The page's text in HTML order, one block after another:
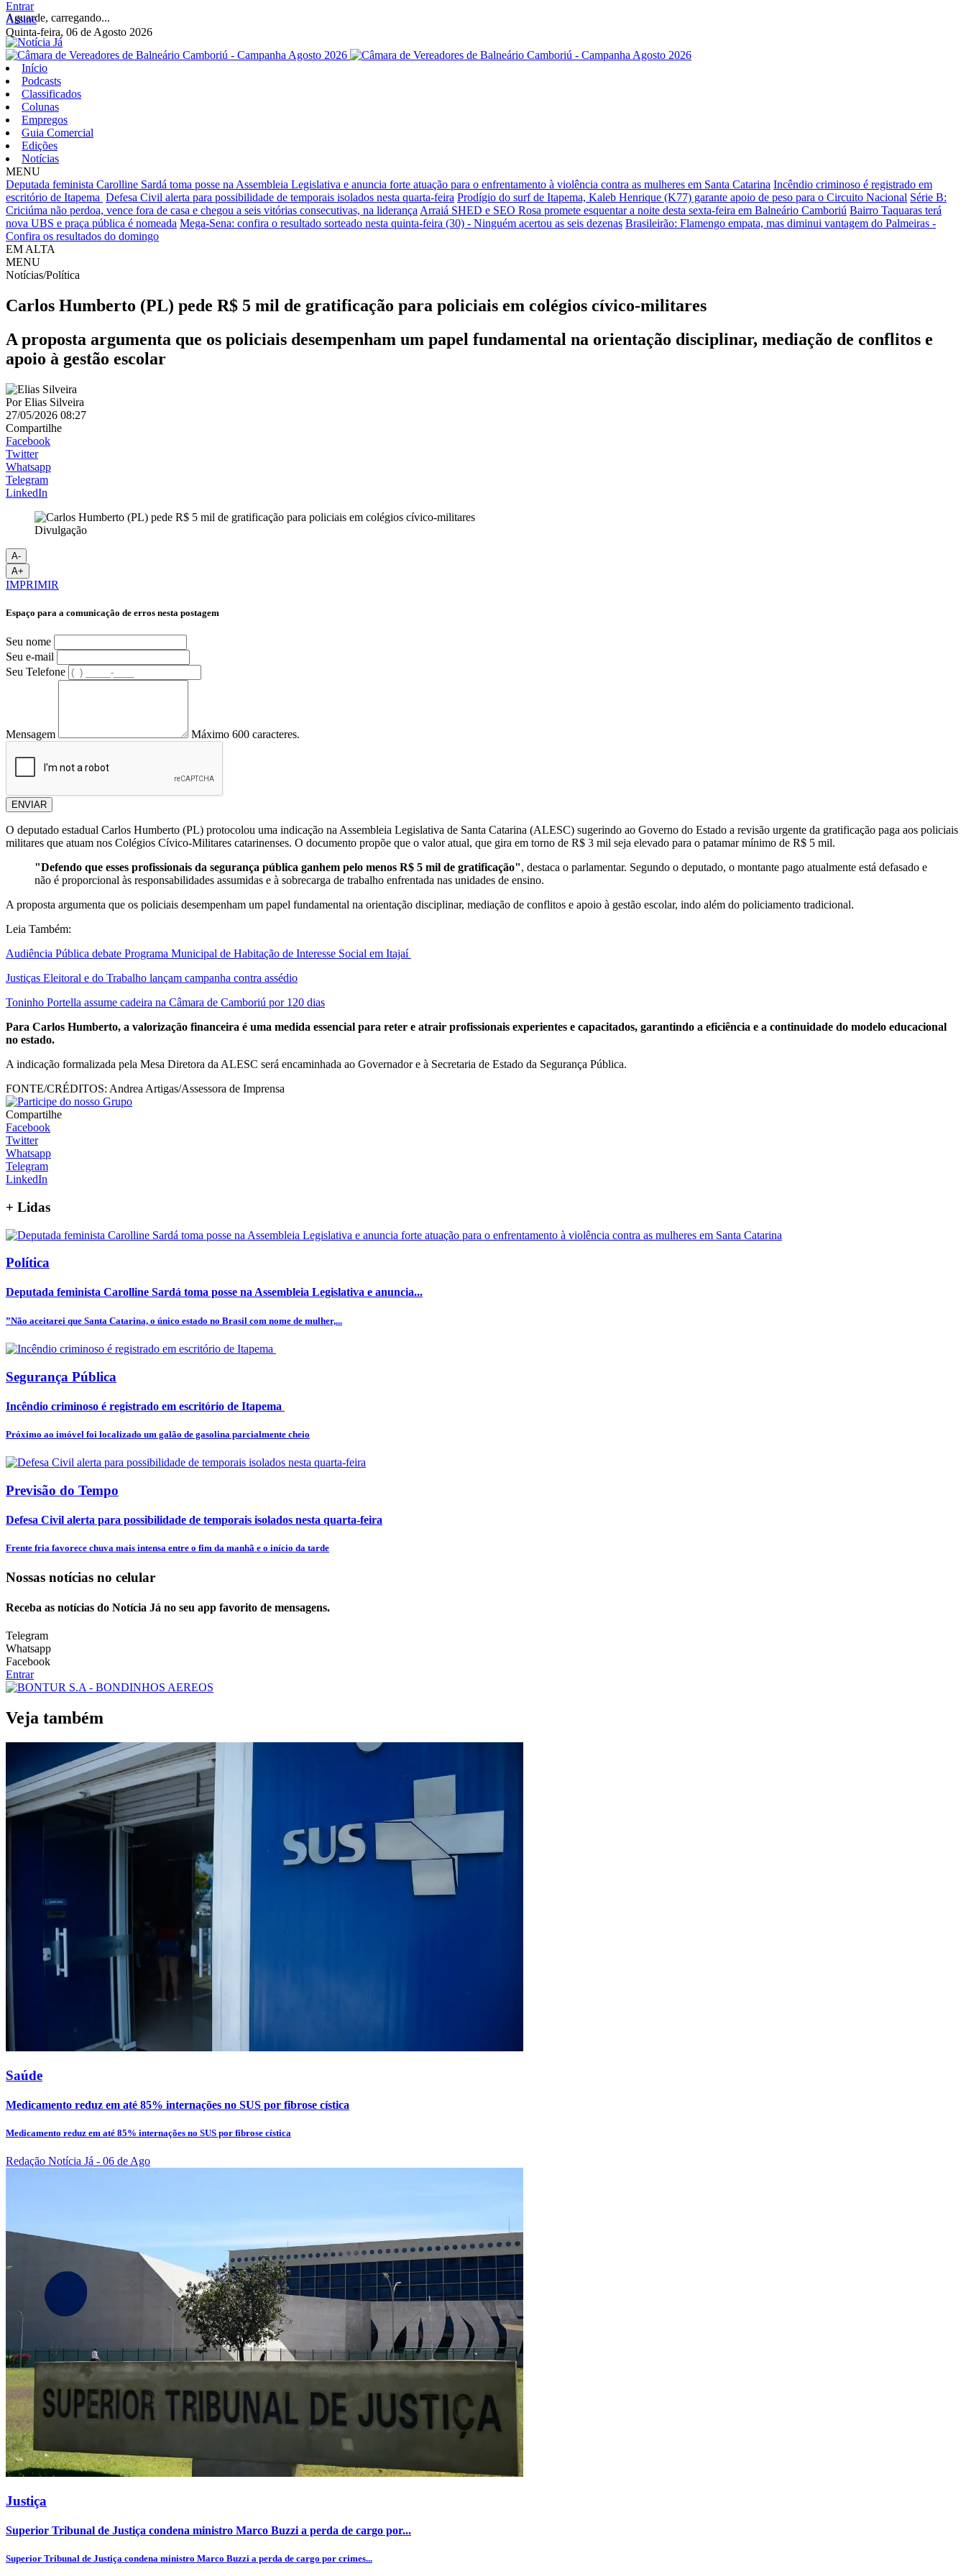
Aguarde, carregando...
Entrar
Assine
Quinta-feira, 06 de Agosto 2026
Início
Podcasts
Classificados
Colunas
Empregos
Guia Comercial
Edições
Notícias
MENU
Deputada feminista Carolline Sardá toma posse na Assembleia Legislativa e anuncia forte atuação para o enfrentamento à violência contra as mulheres em Santa Catarina Incêndio criminoso é registrado em
escritório de Itapema Defesa Civil alerta para possibilidade de temporais isolados nesta quarta-feira Prodígio do surf de Itapema, Kaleb Henrique (K77) garante apoio de peso para o Circuito Nacional Série B:
Criciúma não perdoa, vence fora de casa e chegou a seis vitórias consecutivas, na liderança Arraiá SHED e SEO Rosa promete esquentar a noite desta sexta-feira em Balneário Camboriú Bairro Taquaras terá
nova UBS e praça pública é nomeada Mega-Sena: confira o resultado sorteado nesta quinta-feira (30) - Ninguém acertou as seis dezenas Brasileirão: Flamengo empata, mas diminui vantagem do Palmeiras -
Confira os resultados do domingo
EM ALTA
MENU
Notícias/Política
Carlos Humberto (PL) pede R$ 5 mil de gratificação para policiais em colégios cívico-militares
A proposta argumenta que os policiais desempenham um papel fundamental na orientação disciplinar, mediação de conflitos e
apoio à gestão escolar
PorElias Silveira
27/05/2026 08:27
Compartilhe
Facebook
Twitter
Whatsapp
Telegram
LinkedIn
Divulgação
A-
A+
IMPRIMIR
Espaço para a comunicação de erros nesta postagem
Seu nome
Seu e-mail
Seu Telefone
Mensagem Máximo 600 caracteres.
ENVIAR
O deputado estadual Carlos Humberto (PL) protocolou uma indicação na Assembleia Legislativa de Santa Catarina (ALESC) sugerindo ao Governo do Estado a revisão urgente da gratificação paga aos policiais
militares que atuam nos Colégios Cívico-Militares catarinenses. O documento propõe que o valor atual, que gira em torno de R$ 3 mil seja elevado para o patamar mínimo de R$ 5 mil.
"Defendo que esses profissionais da segurança pública ganhem pelo menos R$ 5 mil de gratificação", destaca o parlamentar. Segundo o deputado, o montante pago atualmente está defasado e
não é proporcional às responsabilidades assumidas e à sobrecarga de trabalho enfrentada nas unidades de ensino.
A proposta argumenta que os policiais desempenham um papel fundamental na orientação disciplinar, mediação de conflitos e apoio à gestão escolar, indo além do policiamento tradicional.
Leia Também:
Audiência Pública debate Programa Municipal de Habitação de Interesse Social em Itajaí
Justiças Eleitoral e do Trabalho lançam campanha contra assédio
Toninho Portella assume cadeira na Câmara de Camboriú por 120 dias
Para Carlos Humberto, a valorização financeira é uma medida essencial para reter e atrair profissionais experientes e capacitados, garantindo a eficiência e a continuidade do modelo educacional
no estado.
A indicação formalizada pela Mesa Diretora da ALESC será encaminhada ao Governador e à Secretaria de Estado da Segurança Pública.
FONTE/CRÉDITOS: Andrea Artigas/Assessora de Imprensa
Compartilhe
Facebook
Twitter
Whatsapp
Telegram
LinkedIn
+ Lidas
Política
Deputada feminista Carolline Sardá toma posse na Assembleia Legislativa e anuncia...
”Não aceitarei que Santa Catarina, o único estado no Brasil com nome de mulher,...
Segurança Pública
Incêndio criminoso é registrado em escritório de Itapema
Próximo ao imóvel foi localizado um galão de gasolina parcialmente cheio
Previsão do Tempo
Defesa Civil alerta para possibilidade de temporais isolados nesta quarta-feira
Frente fria favorece chuva mais intensa entre o fim da manhã e o início da tarde
Nossas notícias no celular
Receba as notícias do Notícia Já no seu app favorito de mensagens.
Telegram
Whatsapp
Facebook
Entrar
Veja também
Saúde
Medicamento reduz em até 85% internações no SUS por fibrose cística
Medicamento reduz em até 85% internações no SUS por fibrose cística
Redação Notícia Já - 06 de Ago
Justiça
Superior Tribunal de Justiça condena ministro Marco Buzzi a perda de cargo por...
Superior Tribunal de Justiça condena ministro Marco Buzzi a perda de cargo por crimes...